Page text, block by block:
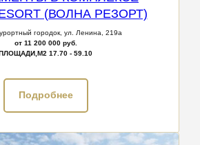
(ВОЛНА РЕЗОРТ)
городок, ул. Ленина, 219а
от 11 200 000 руб.
17.70 - 59.10
Подробнее